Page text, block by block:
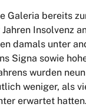
Galeria bereits
Insolvenz
damals unter
Signa sowie
wurden
weniger, als
erwartet